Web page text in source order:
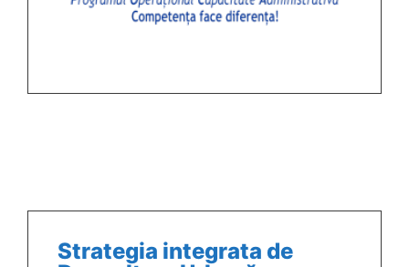
Strategia integrata de